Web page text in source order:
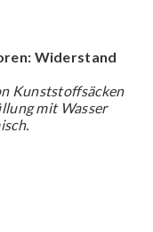
Widerstand
Kunststoffsäcken
mit Wasser